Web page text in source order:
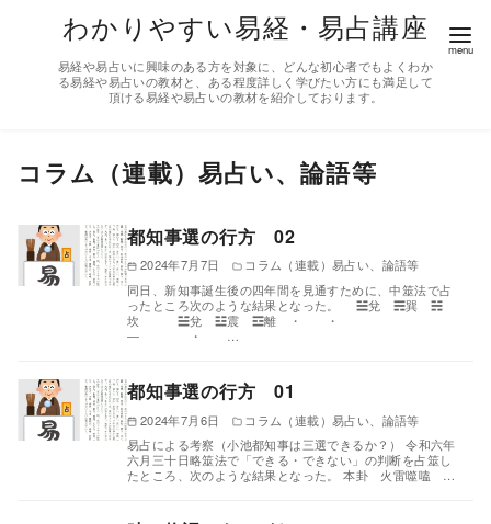
わかりやすい易経・易占講座
易経や易占いに興味のある方を対象に、どんな初心者でもよくわか
る易経や易占いの教材と、ある程度詳しく学びたい方にも満足して
頂ける易経や易占いの教材を紹介しております。
コラム（連載）易占い、論語等
都知事選の行方 02
2024年7月7日
コラム（連載）易占い、論語等
同日、新知事誕生後の四年間を見通すために、中筮法で占
ったところ次のような結果となった。 ☱兌 ☴巽 ☵
坎 ☱兌 ☳震 ☲離 ・ ・
― ・ …
都知事選の行方 01
2024年7月6日
コラム（連載）易占い、論語等
易占による考察（小池都知事は三選できるか？） 令和六年
六月三十日略筮法で「できる・できない」の判断を占筮し
たところ、次のような結果となった。 本卦 火雷噬嗑 …